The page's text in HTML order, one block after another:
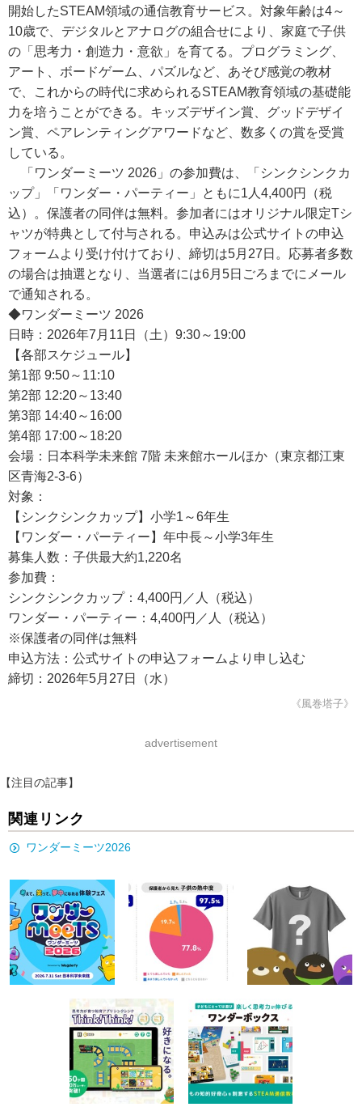
開始したSTEAM領域の通信教育サービス。対象年齢は4～
10歳で、デジタルとアナログの組合せにより、家庭で子供
の「思考力・創造力・意欲」を育てる。プログラミング、
アート、ボードゲーム、パズルなど、あそび感覚の教材
で、これからの時代に求められるSTEAM教育領域の基礎能
力を培うことができる。キッズデザイン賞、グッドデザイ
ン賞、ペアレンティングアワードなど、数多くの賞を受賞
している。
「ワンダーミーツ 2026」の参加費は、「シンクシンクカ
ップ」「ワンダー・パーティー」ともに1人4,400円（税
込）。保護者の同伴は無料。参加者にはオリジナル限定Tシ
ャツが特典として付与される。申込みは公式サイトの申込
フォームより受け付けており、締切は5月27日。応募者多数
の場合は抽選となり、当選者には6月5日ごろまでにメール
で通知される。
◆ワンダーミーツ 2026
日時：2026年7月11日（土）9:30～19:00
【各部スケジュール】
第1部 9:50～11:10
第2部 12:20～13:40
第3部 14:40～16:00
第4部 17:00～18:20
会場：日本科学未来館 7階 未来館ホールほか（東京都江東
区青海2-3-6）
対象：
【シンクシンクカップ】小学1～6年生
【ワンダー・パーティー】年中長～小学3年生
募集人数：子供最大約1,220名
参加費：
シンクシンクカップ：4,400円／人（税込）
ワンダー・パーティー：4,400円／人（税込）
※保護者の同伴は無料
申込方法：公式サイトの申込フォームより申し込む
締切：2026年5月27日（水）
《風巻塔子》
advertisement
【注目の記事】
関連リンク
ワンダーミーツ2026